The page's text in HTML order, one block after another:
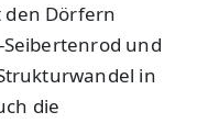
Dörfern
und
in
die